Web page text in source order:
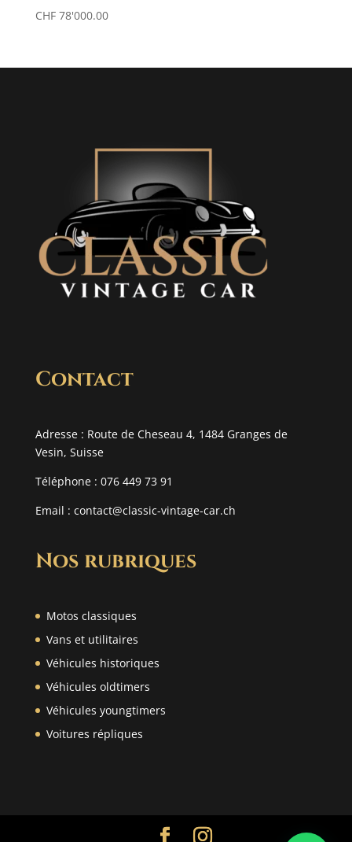
CHF78'000.00
Contact
Adresse : Route de Cheseau 4, 1484 Granges de
Vesin, Suisse
Téléphone : 076 449 73 91
Email : contact@classic-vintage-car.ch
Nos rubriques
Motos classiques
Vans et utilitaires
Véhicules historiques
Véhicules oldtimers
Véhicules youngtimers
Voitures répliques